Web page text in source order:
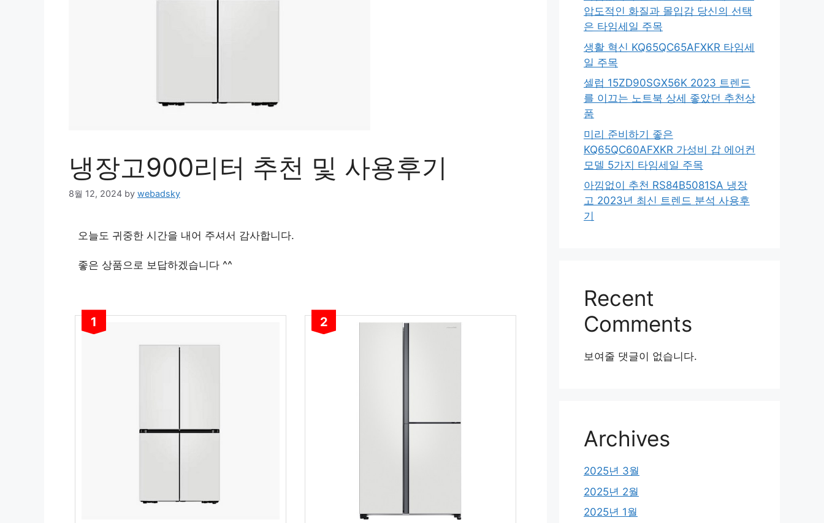
냉장고900리터 추천 및 사용후기
8월 12, 2024 by webadsky
오늘도 귀중한 시간을 내어 주셔서 감사합니다.
좋은 상품으로 보답하겠습니다 ^^
1 2
압도적인 화질과 몰입감 당신의 선택
은 타임세일 주목
생활 혁신 KQ65QC65AFXKR 타임세
일 주목
셀럽 15ZD90SGX56K 2023 트렌드
를 이끄는 노트북 상세 좋았던 추천상
품
미리 준비하기 좋은
KQ65QC60AFXKR 가성비 갑 에어컨
모델 5가지 타임세일 주목
아낌없이 추천 RS84B5081SA 냉장
고 2023년 최신 트렌드 분석 사용후
기
Recent
Comments
보여줄 댓글이 없습니다.
Archives
2025년 3월
2025년 2월
2025년 1월